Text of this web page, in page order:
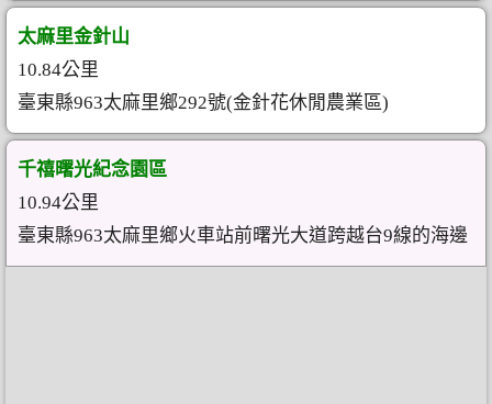
太麻里金針山
10.84公里
臺東縣963太麻里鄉292號(金針花休閒農業區)
千禧曙光紀念園區
10.94公里
臺東縣963太麻里鄉火車站前曙光大道跨越台9線的海邊